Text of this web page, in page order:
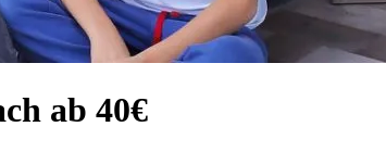
ab 40€